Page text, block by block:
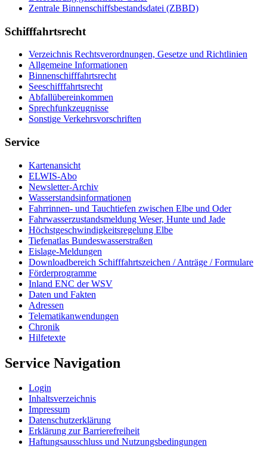
Zen­tra­le Bin­nen­schiffs­be­stands­da­tei (ZBBD)
Schifffahrtsrecht
Ver­zeich­nis Rechts­ver­ord­nun­gen, Ge­set­ze und Richt­li­ni­en
All­ge­mei­ne In­for­ma­tio­nen
Bin­nen­schiff­fahrts­recht
See­schiff­fahrts­recht
Ab­fall­über­ein­kom­men
Sprech­funk­zeug­nis­se
Sons­ti­ge Ver­kehrs­vor­schrif­ten
Service
Kar­ten­an­sicht
EL­WIS-​Abo
Newslet­ter-​Ar­chiv
Was­ser­stands­in­for­ma­tio­nen
Fahr­rin­nen-​ und Tauch­tie­fen zwi­schen El­be und Oder
Fahr­was­ser­zu­stands­mel­dung We­ser, Hun­te und Ja­de
Höchst­ge­schwin­dig­keits­re­ge­lung El­be
Tie­fe­n­at­las Bun­des­was­ser­stra­ßen
Eis­la­ge-​Mel­dun­gen
Dow­n­load­be­reich Schiff­fahrts­zei­chen / An­trä­ge / For­mu­la­re
För­der­pro­gram­me
In­land ENC der WSV
Da­ten und Fak­ten
Adres­sen
Te­le­ma­ti­kan­wen­dun­gen
Chro­nik
Hil­fe­tex­te
Service Navigation
Log­in
In­halts­ver­zeich­nis
Im­pres­s­um
Da­ten­schut­z­er­klä­rung
Er­klä­rung zur Bar­rie­re­frei­heit
Haf­tungs­aus­schluss und Nut­zungs­be­din­gun­gen